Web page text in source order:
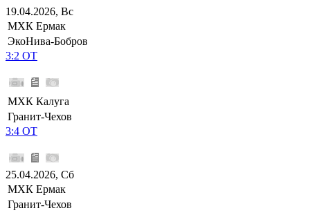
19.04.2026, Вс
МХК Ермак
ЭкоНива-Бобров
3:2 ОТ
МХК Калуга
Гранит-Чехов
3:4 ОТ
25.04.2026, Сб
МХК Ермак
Гранит-Чехов